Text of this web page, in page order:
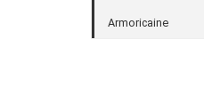
Armoricaine